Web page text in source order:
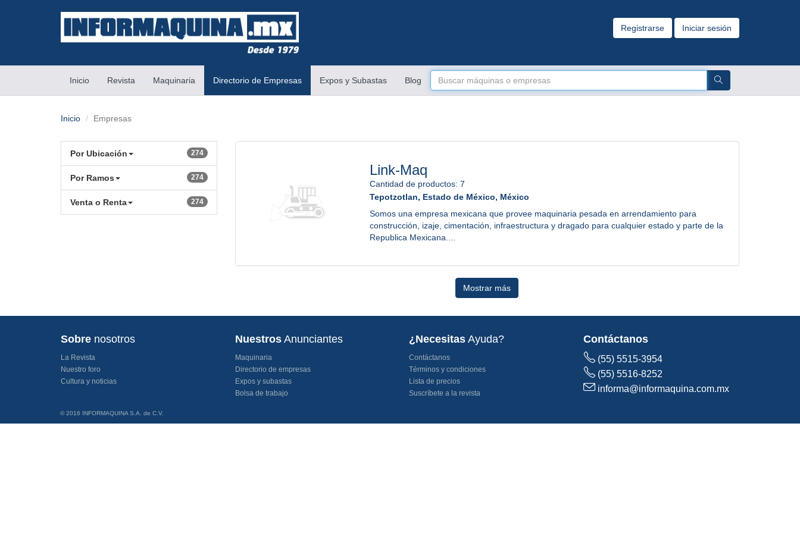
Registrarse Iniciar sesión
Inicio(current)Revista Maquinaria Directorio de Empresas Expos y Subastas Blog
Inicio Empresas
Por Ubicación 274
Por Ramos 274
Venta o Renta 274
Link-Maq
Cantidad de productos: 7
Tepotzotlan, Estado de México, México
Somos una empresa mexicana que provee maquinaria pesada en arrendamiento para
construcción, izaje, cimentación, infraestructura y dragado para cualquier estado y parte de la
Republica Mexicana....
Mostrar más
Sobre nosotros
La Revista
Nuestro foro
Cultura y noticias
NuestrosAnunciantes
Maquinaria
Directorio de empresas
Expos y subastas
Bolsa de trabajo
¿Necesitas Ayuda?
Contáctanos
Términos y condiciones
Lista de precios
Suscríbete a la revista
Contáctanos
(55) 5515-3954
(55) 5516-8252
informa@informaquina.com.mx
© 2016 INFORMAQUINA S.A. de C.V.